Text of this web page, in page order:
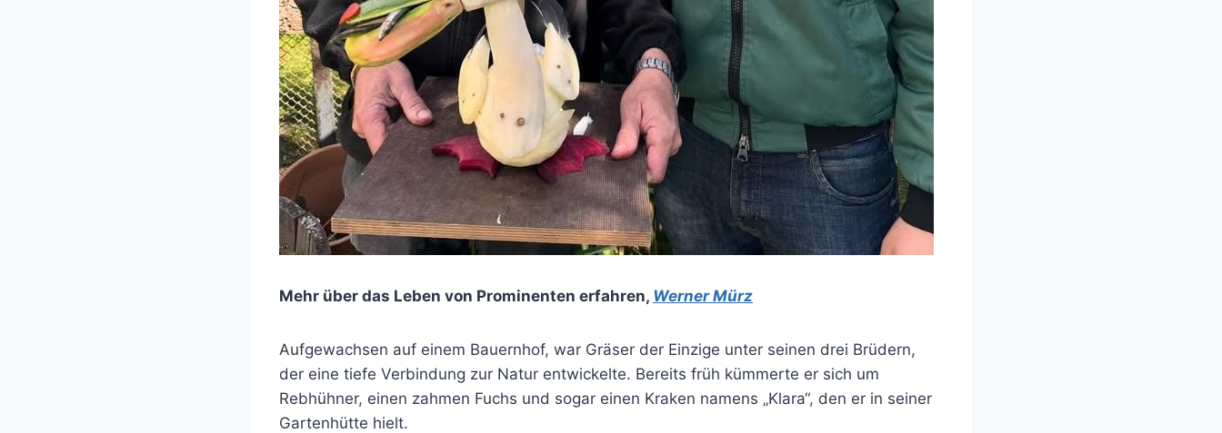
Mehr über das Leben von Prominenten erfahren, Werner Mürz
Aufgewachsen auf einem Bauernhof, war Gräser der Einzige unter seinen drei Brüdern,
der eine tiefe Verbindung zur Natur entwickelte. Bereits früh kümmerte er sich um
Rebhühner, einen zahmen Fuchs und sogar einen Kraken namens „Klara“, den er in seiner
Gartenhütte hielt.